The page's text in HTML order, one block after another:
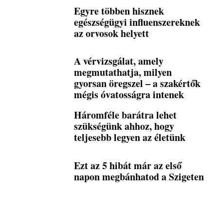
Egyre többen hisznek
egészségügyi influenszereknek
az orvosok helyett
A vérvizsgálat, amely
megmutathatja, milyen
gyorsan öregszel – a szakértők
mégis óvatosságra intenek
Háromféle barátra lehet
szükségünk ahhoz, hogy
teljesebb legyen az életünk
Ezt az 5 hibát már az első
napon megbánhatod a Szigeten